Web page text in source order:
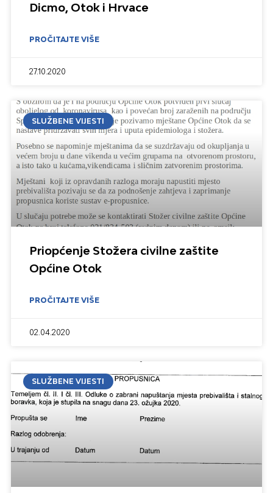
Dicmo, Otok i Hrvace
PROČITAJTE VIŠE
27.10.2020
SLUŽBENE VIJESTI
Priopćenje Stožera civilne zaštite
Općine Otok
PROČITAJTE VIŠE
02.04.2020
SLUŽBENE VIJESTI